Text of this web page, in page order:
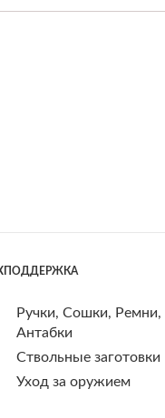
Ручки, Сошки, Ремни,
Антабки
Ствольные заготовки
Уход за оружием